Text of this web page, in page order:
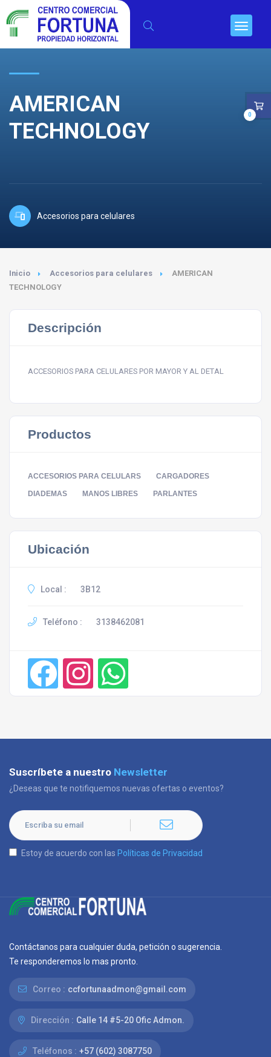
AMERICAN
TECHNOLOGY
Accesorios para celulares
Inicio Accesorios para celulares
AMERICAN
TECHNOLOGY
Descripción
ACCESORIOS PARA CELULARES POR MAYOR Y AL DETAL
Productos
ACCESORIOS PARA CELULARS CARGADORES
DIADEMAS MANOS LIBRES PARLANTES
Ubicación
Local : 3B12
Teléfono : 3138462081
0
Suscríbete a nuestro Newsletter
¿Deseas que te notifiquemos nuevas ofertas o eventos?
Estoy de acuerdo con las Políticas de Privacidad
Contáctanos para cualquier duda, petición o sugerencia.
Te responderemos lo mas pronto.
Correo : ccfortunaadmon@gmail.com
Dirección : Calle 14 #5-20 Ofic Admon.
Teléfonos : +57 (602) 3087750